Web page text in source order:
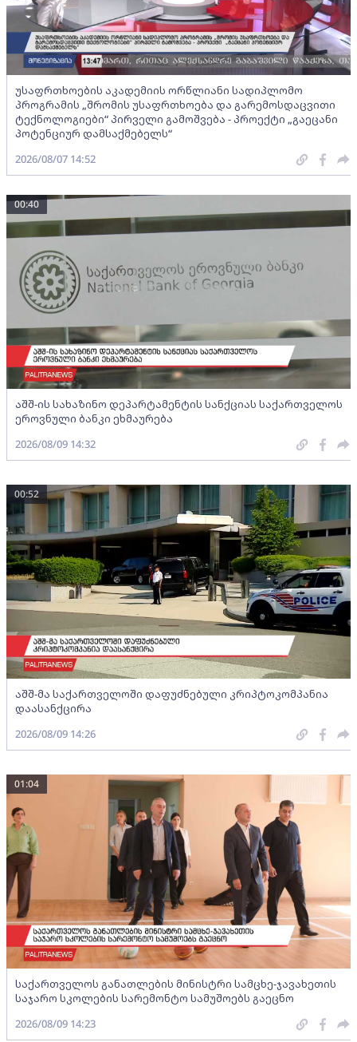
უსაფრთხოების აკადემიის ორწლიანი სადიპლომო
პროგრამის „შრომის უსაფრთხოება და გარემოსდაცვითი
ტექნოლოგიები“ პირველი გამოშვება - პროექტი „გაეცანი
პოტენციურ დამსაქმებელს“
2026/08/07 14:52
აშშ-ის სახაზინო დეპარტამენტის სანქციას საქართველოს
ეროვნული ბანკი ეხმაურება
00:40
2026/08/09 14:32
აშშ-მა საქართველოში დაფუძნებული კრიპტოკომპანია
დაასანქცირა
00:52
2026/08/09 14:26
საქართველოს განათლების მინისტრი სამცხე-ჯავახეთის
საჯარო სკოლების სარემონტო სამუშოებს გაეცნო
01:04
2026/08/09 14:23